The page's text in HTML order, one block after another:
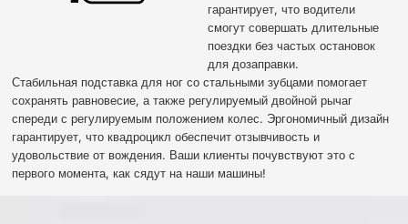
гарантирует, что водители
смогут совершать длительные
поездки без частых остановок
для дозаправки.
Стабильная подставка для ног со стальными зубцами помогает
сохранять равновесие, а также регулируемый двойной рычаг
спереди с регулируемым положением колес. Эргономичный дизайн
гарантирует, что квадроцикл обеспечит отзывчивость и
удовольствие от вождения. Ваши клиенты почувствуют это с
первого момента, как сядут на наши машины!